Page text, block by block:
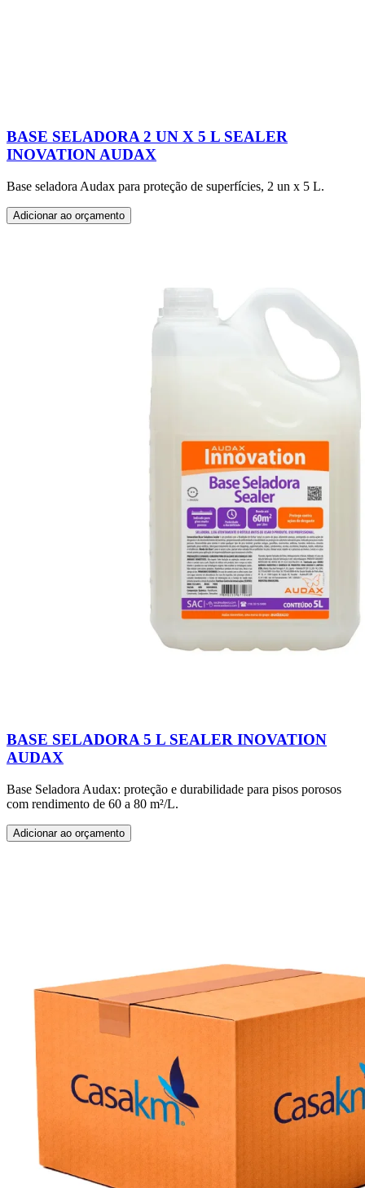
BASE SELADORA 2 UN X 5 L SEALER
INOVATION AUDAX
Base seladora Audax para proteção de superfícies, 2 un x 5 L.
Adicionar ao orçamento
BASE SELADORA 5 L SEALER INOVATION
AUDAX
Base Seladora Audax: proteção e durabilidade para pisos porosos
com rendimento de 60 a 80 m²/L.
Adicionar ao orçamento